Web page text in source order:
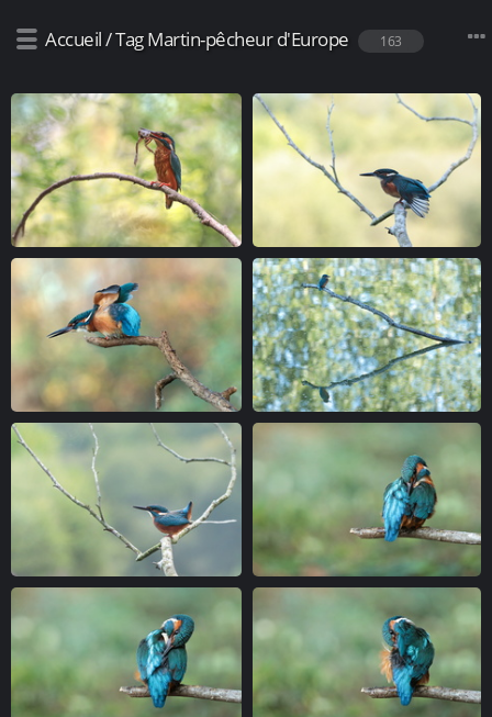
Accueil/TagMartin-pêcheur d'Europe 163